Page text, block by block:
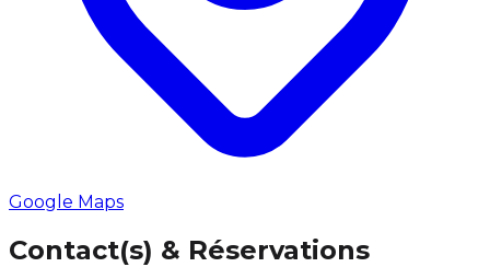
Google Maps
Contact(s) & Réservations